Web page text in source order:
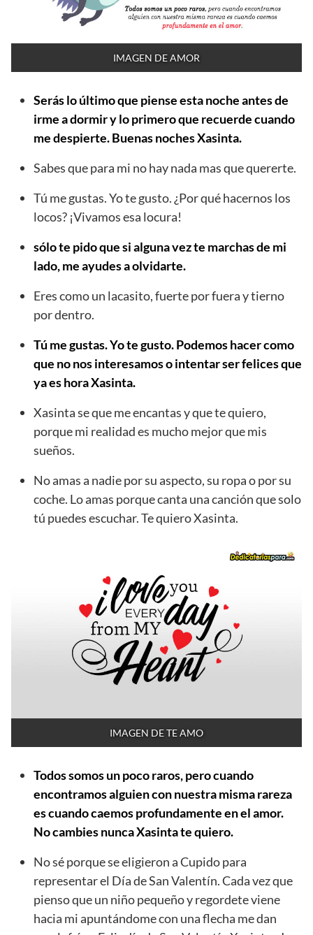
IMAGEN DE AMOR
Serás lo último que piense esta noche antes de
irme a dormir y lo primero que recuerde cuando
me despierte. Buenas noches Xasinta.
Sabes que para mi no hay nada mas que quererte.
Tú me gustas. Yo te gusto. ¿Por qué hacernos los
locos? ¡Vivamos esa locura!
sólo te pido que si alguna vez te marchas de mi
lado, me ayudes a olvidarte.
Eres como un lacasito, fuerte por fuera y tierno
por dentro.
Tú me gustas. Yo te gusto. Podemos hacer como
que no nos interesamos o intentar ser felices que
ya es hora Xasinta.
Xasinta se que me encantas y que te quiero,
porque mi realidad es mucho mejor que mis
sueños.
No amas a nadie por su aspecto, su ropa o por su
coche. Lo amas porque canta una canción que solo
tú puedes escuchar. Te quiero Xasinta.
IMAGEN DE TE AMO
Todos somos un poco raros, pero cuando
encontramos alguien con nuestra misma rareza
es cuando caemos profundamente en el amor.
No cambies nunca Xasinta te quiero.
No sé porque se eligieron a Cupido para
representar el Día de San Valentín. Cada vez que
pienso que un niño pequeño y regordete viene
hacia mi apuntándome con una flecha me dan